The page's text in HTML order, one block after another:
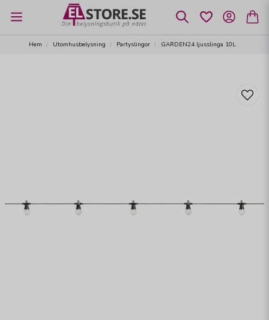
Hem Utomhusbelysning Partyslingor GARDEN24 ljusslinga 10L